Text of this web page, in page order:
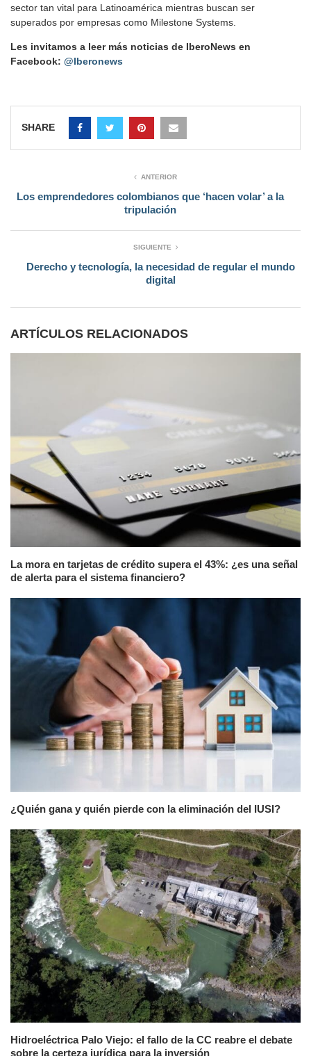
sector tan vital para Latinoamérica mientras buscan ser
superados por empresas como Milestone Systems.
Les invitamos a leer más noticias de IberoNews en
Facebook: @Iberonews
SHARE
ANTERIOR
Los emprendedores colombianos que ‘hacen volar’ a la
tripulación
SIGUIENTE
Derecho y tecnología, la necesidad de regular el mundo
digital
ARTÍCULOS RELACIONADOS
La mora en tarjetas de crédito supera el 43%: ¿es una señal
de alerta para el sistema financiero?
¿Quién gana y quién pierde con la eliminación del IUSI?
Hidroeléctrica Palo Viejo: el fallo de la CC reabre el debate
sobre la certeza jurídica para la inversión